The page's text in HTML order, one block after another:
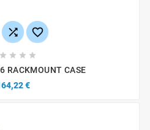
 
   
RACKMOUNT CASE
€